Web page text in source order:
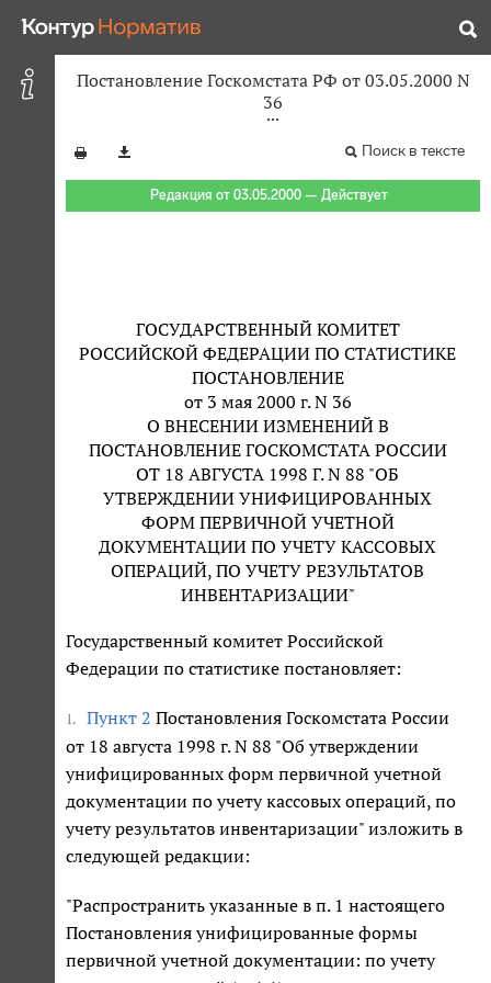
Постановление Госкомстата РФ от 03.05.2000 N
36
Поиск в тексте
Редакция от 03.05.2000 — Действует
ГОСУДАРСТВЕННЫЙ КОМИТЕТ
РОССИЙСКОЙ ФЕДЕРАЦИИ ПО СТАТИСТИКЕ
ПОСТАНОВЛЕНИЕ
от 3 мая 2000 г. N 36
О ВНЕСЕНИИ ИЗМЕНЕНИЙ В
ПОСТАНОВЛЕНИЕ ГОСКОМСТАТА РОССИИ
ОТ 18 АВГУСТА 1998 Г. N 88 "ОБ
УТВЕРЖДЕНИИ УНИФИЦИРОВАННЫХ
ФОРМ ПЕРВИЧНОЙ УЧЕТНОЙ
ДОКУМЕНТАЦИИ ПО УЧЕТУ КАССОВЫХ
ОПЕРАЦИЙ, ПО УЧЕТУ РЕЗУЛЬТАТОВ
ИНВЕНТАРИЗАЦИИ"
Государственный комитет Российской
Федерации по статистике постановляет:
1. Пункт 2 Постановления Госкомстата России
от 18 августа 1998 г. N 88 "Об утверждении
унифицированных форм первичной учетной
документации по учету кассовых операций, по
учету результатов инвентаризации" изложить в
следующей редакции:
"Распространить указанные в п. 1 настоящего
Постановления унифицированные формы
первичной учетной документации: по учету